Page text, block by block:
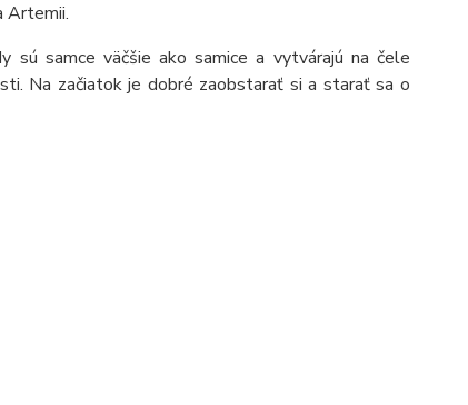
Artemii.
sú samce väčšie ako samice a vytvárajú na čele
Na začiatok je dobré zaobstarať si a starať sa o